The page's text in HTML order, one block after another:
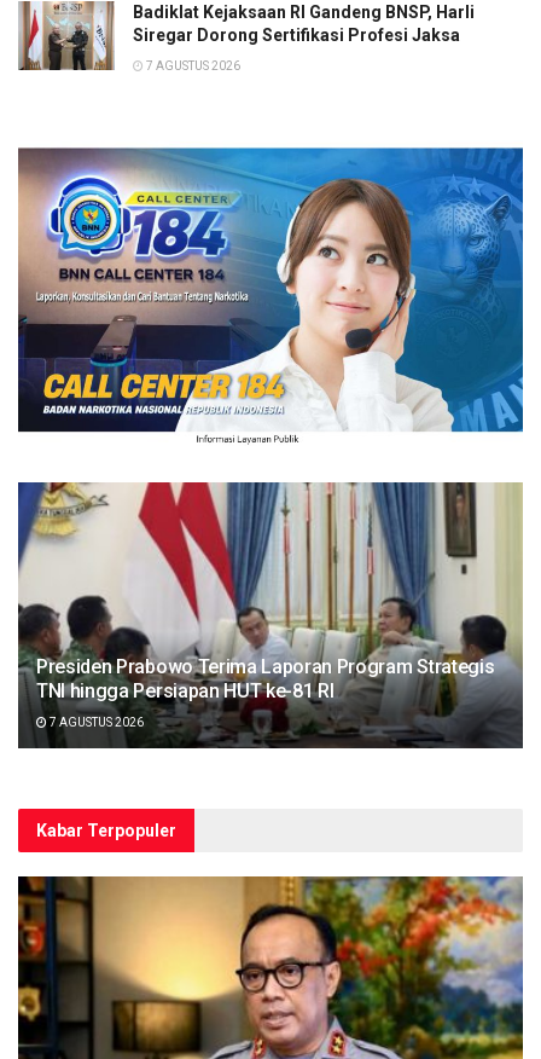
Badiklat Kejaksaan RI Gandeng BNSP, Harli
Siregar Dorong Sertifikasi Profesi Jaksa
7 AGUSTUS 2026
Presiden Prabowo Terima Laporan Program Strategis
TNI hingga Persiapan HUT ke-81 RI
7 AGUSTUS 2026
Kabar Terpopuler